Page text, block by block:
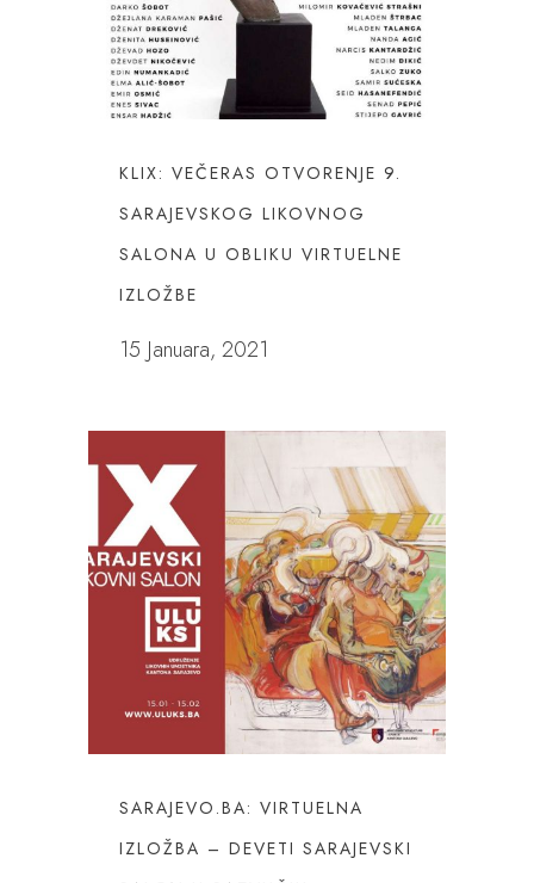
KLIX: VEČERAS OTVORENJE 9.
SARAJEVSKOG LIKOVNOG
SALONA U OBLIKU VIRTUELNE
IZLOŽBE
15 Januara, 2021
SARAJEVO.BA: VIRTUELNA
IZLOŽBA – DEVETI SARAJEVSKI